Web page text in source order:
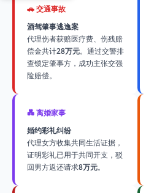
🚗 交通事故
酒驾肇事逃逸案
代理伤者获赔医疗费、伤残赔
偿金共计28万元。通过交警排
查锁定肇事方，成功主张交强
险赔偿。
💑 离婚家事
婚约彩礼纠纷
代理女方收集共同生活证据，
证明彩礼已用于共同开支，驳
回男方返还请求8万元。